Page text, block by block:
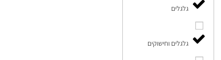
גלגלים
גלגלים וחישוקים